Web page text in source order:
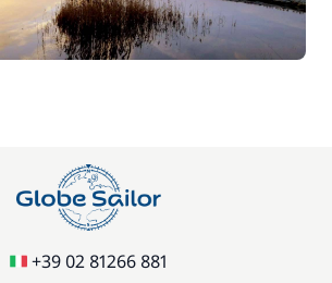
+39 02 81266 881